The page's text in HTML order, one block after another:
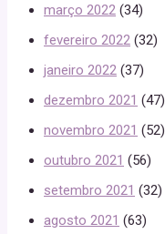
março 2022 (34)
fevereiro 2022 (32)
janeiro 2022 (37)
dezembro 2021 (47)
novembro 2021 (52)
outubro 2021 (56)
setembro 2021 (32)
agosto 2021 (63)